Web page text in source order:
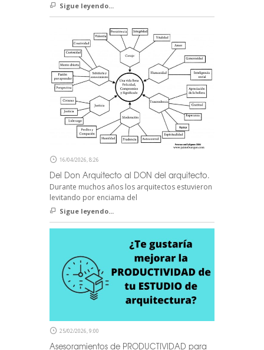
Sigue leyendo...
16/04/2026, 8:26
Del Don Arquitecto al DON del arquitecto.
Durante muchos años los arquitectos estuvieron
levitando por enciama del
Sigue leyendo...
25/02/2026, 9:00
Asesoramientos de PRODUCTIVIDAD para